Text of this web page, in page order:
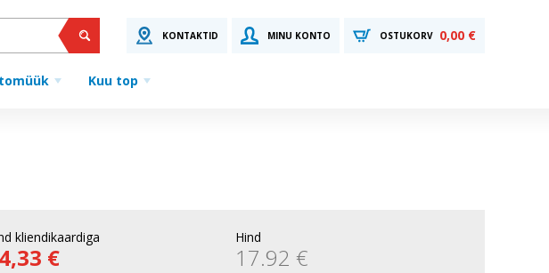
KONTAKTID MINU KONTO OSTUKORV 0,00 €
Kuu top
kliendikaardiga
€
Hind
17.92 €